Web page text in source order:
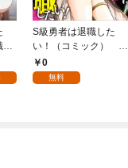
し
S級勇者は退職した
い！（コミック） 第
１話
0
無料